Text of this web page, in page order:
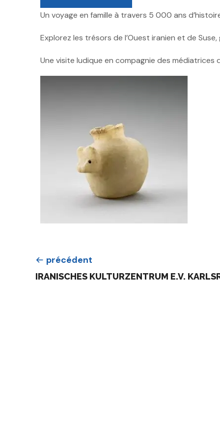
Un voyage en famille à travers 5 000 ans
Explorez les trésors de l’Ouest iranien et de
Une visite ludique en compagnie des médiatrices
précédent
IRANISCHES KULTURZENTRUM E.V.